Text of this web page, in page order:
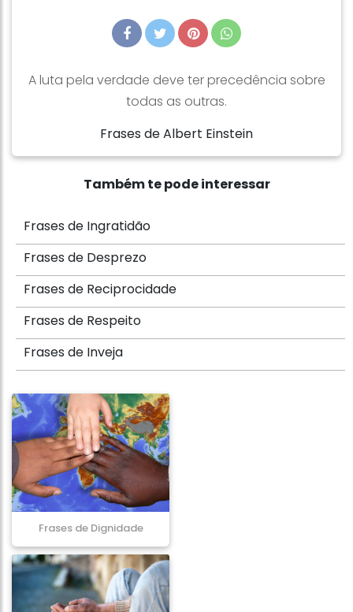
A luta pela verdade deve ter precedência sobre
todas as outras.
Frases de Albert Einstein
Também te pode interessar
Frases de Ingratidão
Frases de Desprezo
Frases de Reciprocidade
Frases de Respeito
Frases de Inveja
Frases de Dignidade